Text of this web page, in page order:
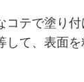
テで塗り
て、表面を